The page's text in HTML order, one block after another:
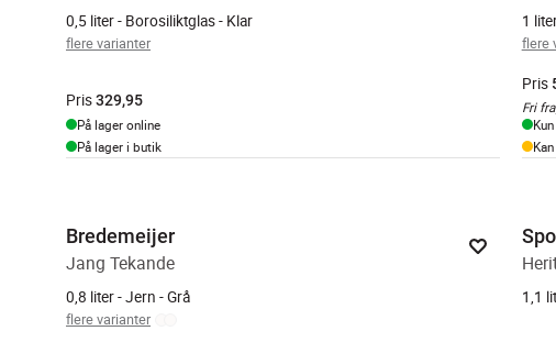
0,5 liter - Borosiliktglas - Klar
flere varianter
Pris329,95
På lager online
På lager i butik
1
flere
Pris
Fri
Bredemeijer
Jang Tekande
0,8 liter - Jern - Grå
flere varianter
1,1